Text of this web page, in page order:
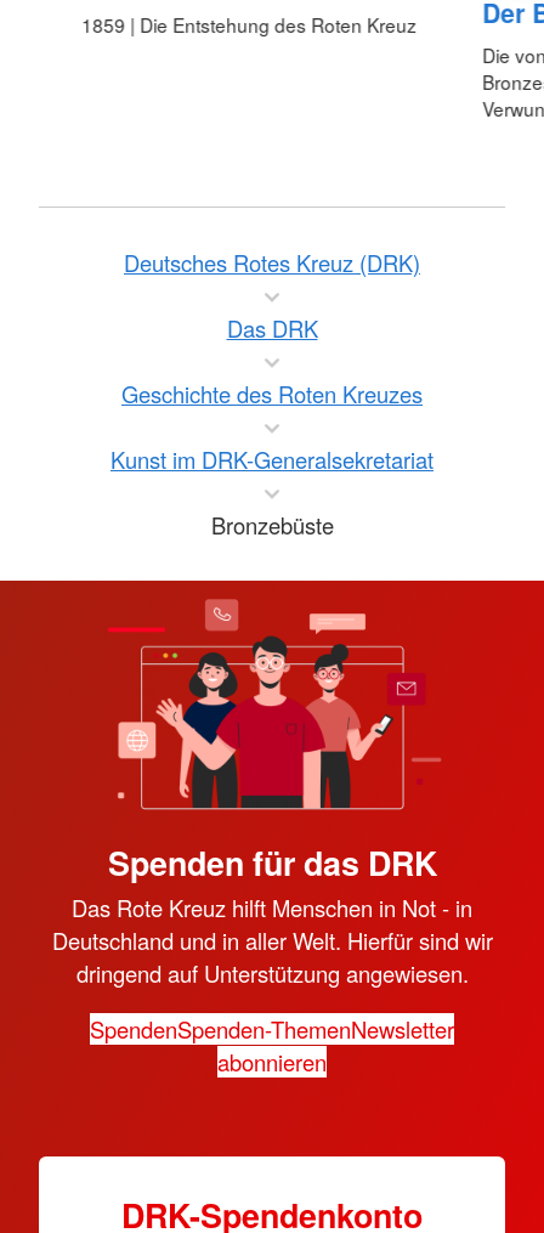
1859 | Die Entstehung des Roten Kreuz Der
Die
Deutsches Rotes Kreuz (DRK)
Das DRK
Geschichte des Roten Kreuzes
Kunst im DRK-Generalsekretariat
Bronzebüste
Spenden für das DRK
Das Rote Kreuz hilft Menschen in Not - in
Deutschland und in aller Welt. Hierfür sind wir
dringend auf Unterstützung angewiesen.
SpendenSpenden-ThemenNewsletter
abonnieren
DRK-Spendenkonto